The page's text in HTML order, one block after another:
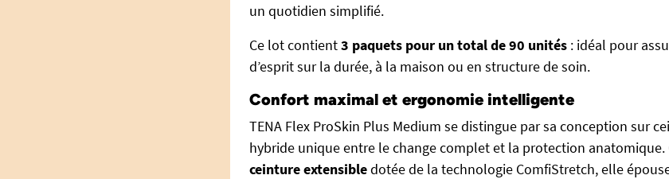
un quotidien simplifié.
Ce lot contient3 paquets pour un total de 90 unités : idéal pour
d’esprit sur la durée, à la maison ou en structure de soin.
Confort maximal et ergonomie intelligente
TENA Flex ProSkin Plus Medium se distingue par sa conception sur
hybride unique entre le change complet et la protection anatomique.
ceinture extensibledotée de la technologie ComfiStretch, elle